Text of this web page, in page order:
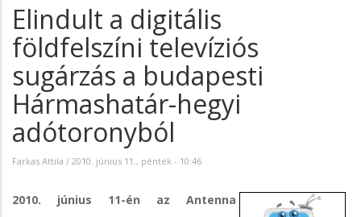
Elindult a digitális
földfelszíni televíziós
sugárzás a budapesti
Hármashatár-hegyi
adótoronyból
Farkas Attila / 2010. június 11., péntek - 10:46
2010. június 11-én az Antenna